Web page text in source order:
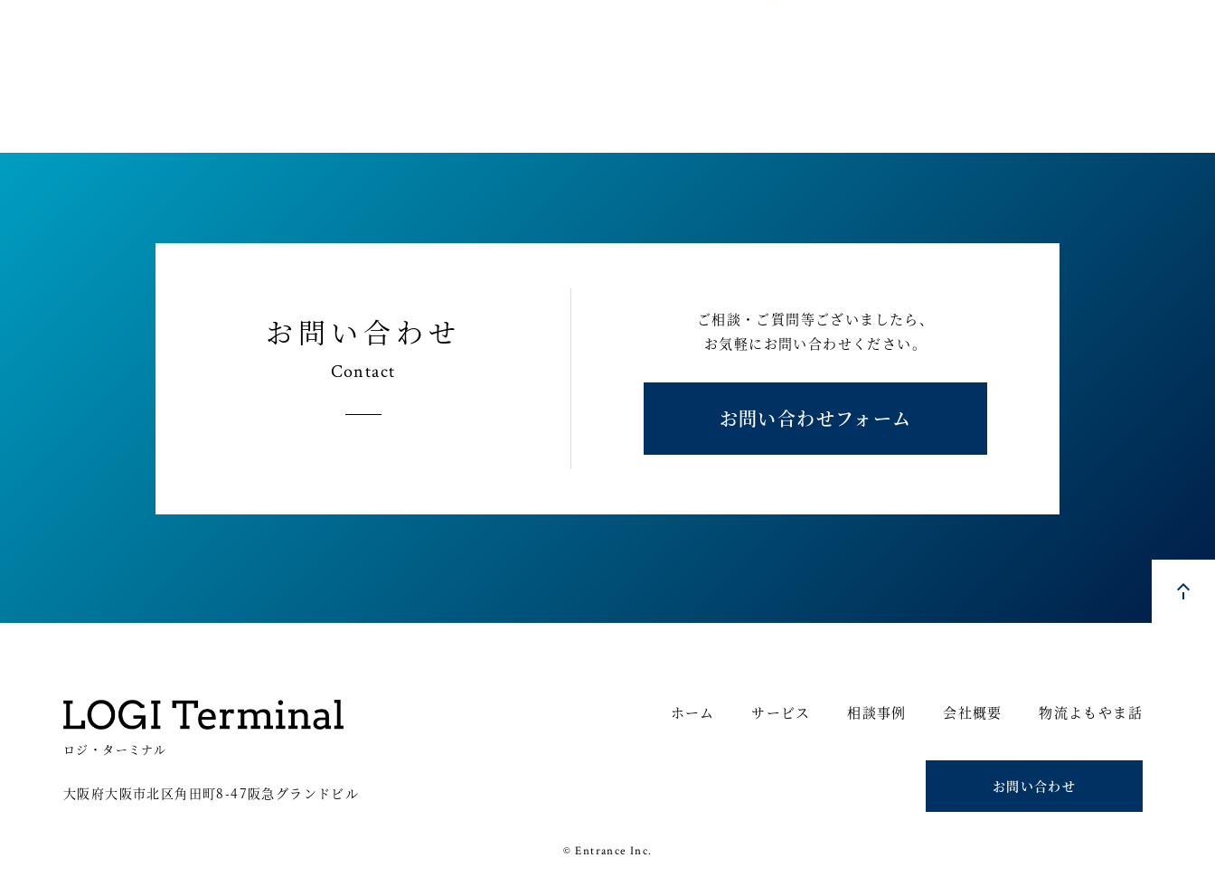
お問い合わせ
Contact
ご相談・ご質問等ございましたら、
お気軽にお問い合わせください。
お問い合わせフォーム
ロジ・ターミナル
大阪府大阪市北区角田町8-47阪急グランドビル
ホーム サービス 相談事例 会社概要 物流よもやま話
お問い合わせ
© Entrance Inc.